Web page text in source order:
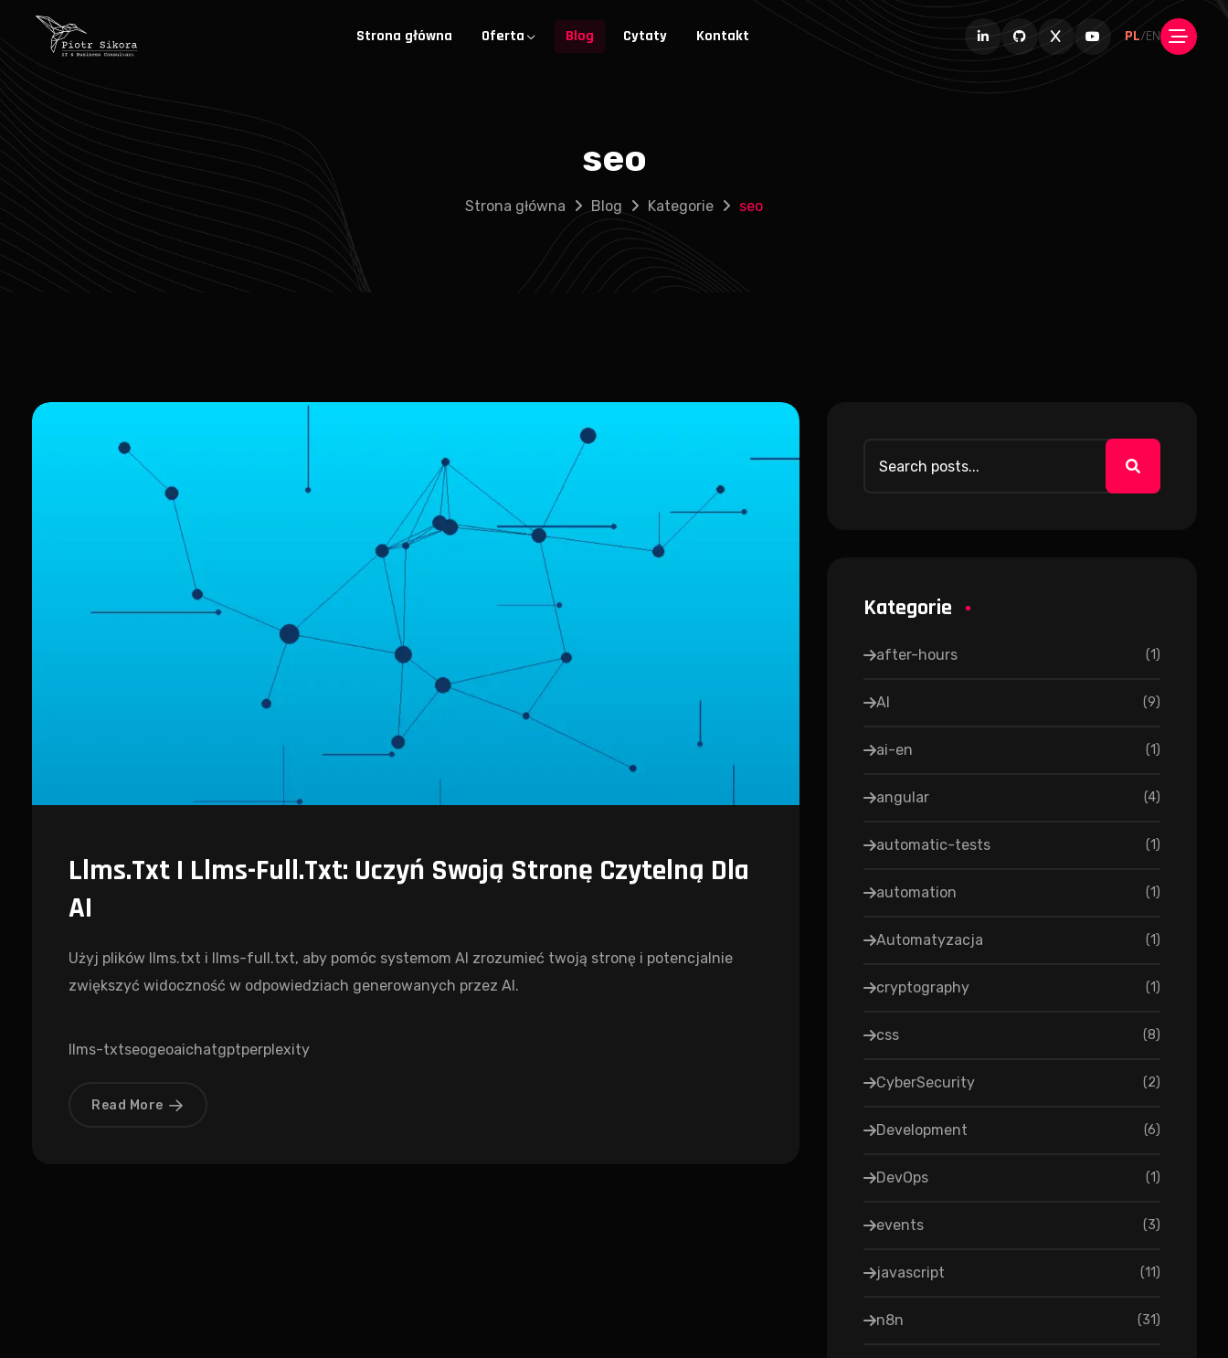
Strona główna Oferta Blog Cytaty Kontakt PL/EN
seo
Strona główna Blog Kategorie seo
Llms.txt I Llms-Full.txt: Uczyń Swoją Stronę Czytelną Dla
AI
Użyj plików llms.txt i llms-full.txt, aby pomóc systemom AI zrozumieć twoją stronę i potencjalnie
zwiększyć widoczność w odpowiedziach generowanych przez AI.
llms-txtseogeoaichatgptperplexity
Read More
Kategorie
after-hours (1)
AI (9)
ai-en (1)
angular (4)
automatic-tests (1)
automation (1)
Automatyzacja (1)
cryptography (1)
css (8)
CyberSecurity (2)
Development (6)
DevOps (1)
events (3)
javascript (11)
n8n (31)